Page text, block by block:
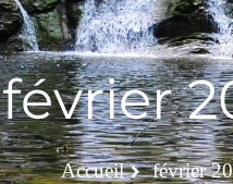
février
Accueil février